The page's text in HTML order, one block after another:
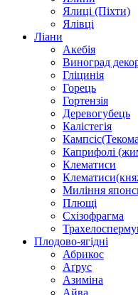
Ялиці (Піхти)
Ялівці
Ліани
Акебія
Виноград
Гліцинія
Горець
Гортензія
Деревогубець
Калістегія
Каприфолі
Клематиси
Миління
Плющі
Схізофрагма
Плодово-ягідні
Абрикос
Аґрус
Азиміна
Айва